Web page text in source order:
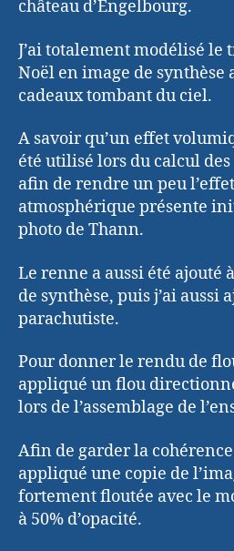
château d’Engelbourg.
J’ai totalement modélisé le
Noël en image de synthèse
cadeaux tombant du ciel.
A savoir qu’un effet
été utilisé lors du calcul
afin de rendre un peu
atmosphérique présente
photo de Thann.
Le renne a aussi été ajouté
de synthèse, puis j’ai aussi
parachutiste.
Pour donner le rendu de
appliqué un flou
lors de l’assemblage de
Afin de garder la cohérence
appliqué une copie de
fortement floutée avec le
à 50% d’opacité.